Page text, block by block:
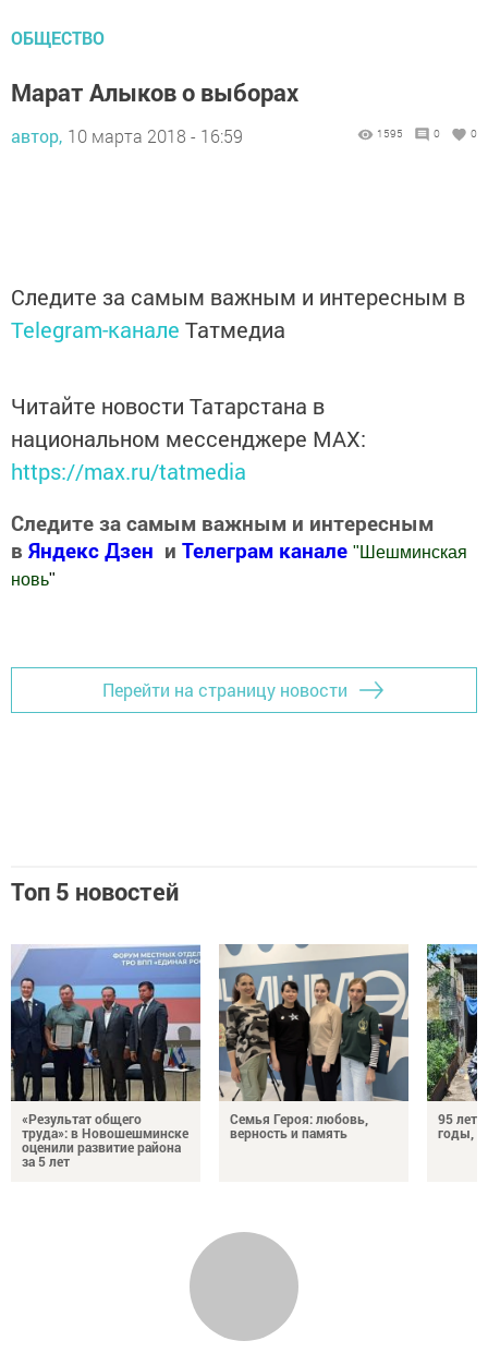
ОБЩЕСТВО
Марат Алыков о выборах
автор, 10 марта 2018 - 16:59 1595 0 0
Следите за самым важным и интересным в
Telegram-канале Татмедиа
Читайте новости Татарстана в
национальном мессенджере MАХ:
https://max.ru/tatmedia
Следите за самым важным и интересным
в Яндекс Дзен и Телеграм канале " Шешминская
новь"
Перейти на страницу новости
Топ 5 новостей
«Результат общего
труда»: в Новошешминске
оценили развитие района
за 5 лет
Семья Героя: любовь,
верность и память
95 лет
годы,